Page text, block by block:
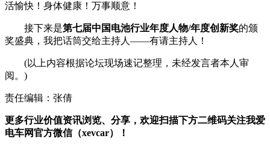
活愉快！身体健康！万事顺意！
接下来是第七届中国电池行业年度人物/年度创新奖的颁
奖盛典，我把话筒交给主持人——有请主持人！
(以上内容根据论坛现场速记整理，未经发言者本人审
阅。)
责任编辑：张倩
更多行业价值资讯浏览、分享，欢迎扫描下方二维码关注我爱
电车网官方微信（xevcar）！